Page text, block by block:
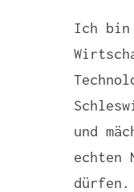
Ich bin
und
echten
dürfen.